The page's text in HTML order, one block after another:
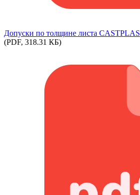
Допуски по толщине листа CASTPLAS
(PDF, 318.31 КБ)